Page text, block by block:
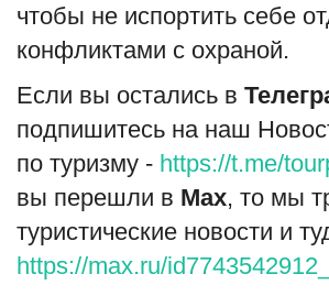
чтобы не испортить себе
конфликтами с охраной.
Если вы остались в
подпишитесь на наш
по туризму - https://t.me/
вы перешли в Мах, то мы
туристические новости и
https://max.ru/